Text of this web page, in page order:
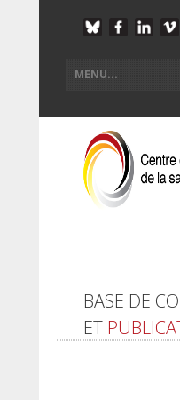
BASE DE
ET